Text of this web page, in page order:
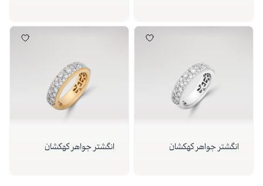
انگشتر جواهر کهکشان انگشتر جواهر کهکشان